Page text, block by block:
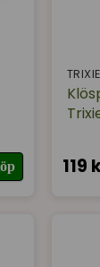
TRIXIE
119